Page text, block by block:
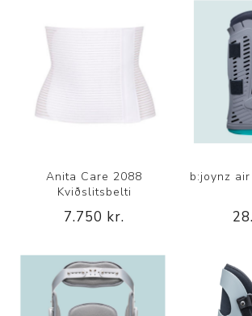
Anita Care 2088
Kviðslitsbelti
7.750 kr.
b:joynz